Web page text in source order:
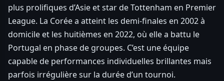
plus prolifiques d’Asie et star de Tottenham en Premier
League. La Corée a atteint les demi-finales en 2002 à
domicile et les huitièmes en 2022, où elle a battu le
Portugal en phase de groupes. C’est une équipe
capable de performances individuelles brillantes mais
parfois irrégulière sur la durée d’un tournoi.